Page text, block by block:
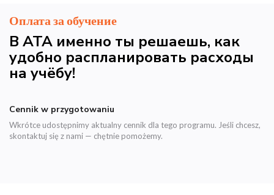
Оплата за обучение
В АТА именно ты решаешь, как
удобно распланировать расходы
на учёбу!
Cennik w przygotowaniu
Wkrótce udostępnimy aktualny cennik dla tego programu. Jeśli chcesz,
skontaktuj się z nami — chętnie pomożemy.